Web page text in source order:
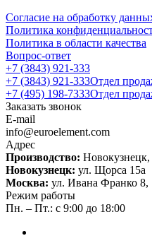
Согласие на обработку
Политика
Политика в области качества
Вопрос-ответ
+7 (3843) 921-333
+7 (3843) 921-333Отдел
+7 (495) 198-7333Отдел
Заказать звонок
E-mail
info@euroelement.com
Адрес
Производство: Новокузнецк,
Новокузнецк: ул. Щорса 15а
Москва: ул. Ивана Франко 8,
Режим работы
Пн. – Пт.: с 9:00 до 18:00